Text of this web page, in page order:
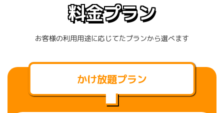
料金プラン
お客様の利用用途に応じてたプランから選べます
かけ放題プラン